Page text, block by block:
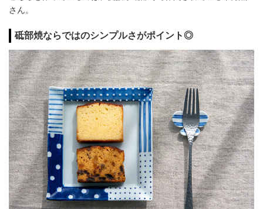
さん。
砥部焼ならではのシンプルさがポイント◎